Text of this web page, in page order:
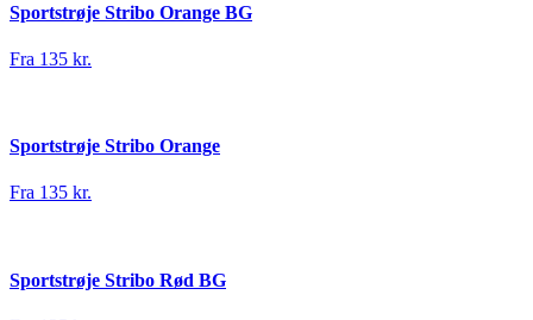
Sportstrøje Stribo Orange BG
Fra 135 kr.
Sportstrøje Stribo Orange
Fra 135 kr.
Sportstrøje Stribo Rød BG